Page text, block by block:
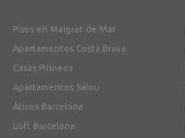
Pisos en Malgrat de Mar
Apartamentos Costa Brava
Casas Pirineos
Apartamentos Salou
Áticos Barcelona
Loft Barcelona